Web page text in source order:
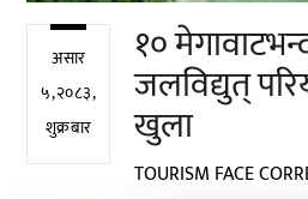
असार
५,२०८३,
शुक्रबार
१०
जलविद्युत्
खुला
TOURISM FACE